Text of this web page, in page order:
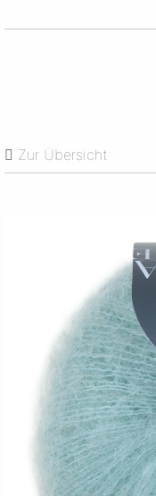
Zur Übersicht